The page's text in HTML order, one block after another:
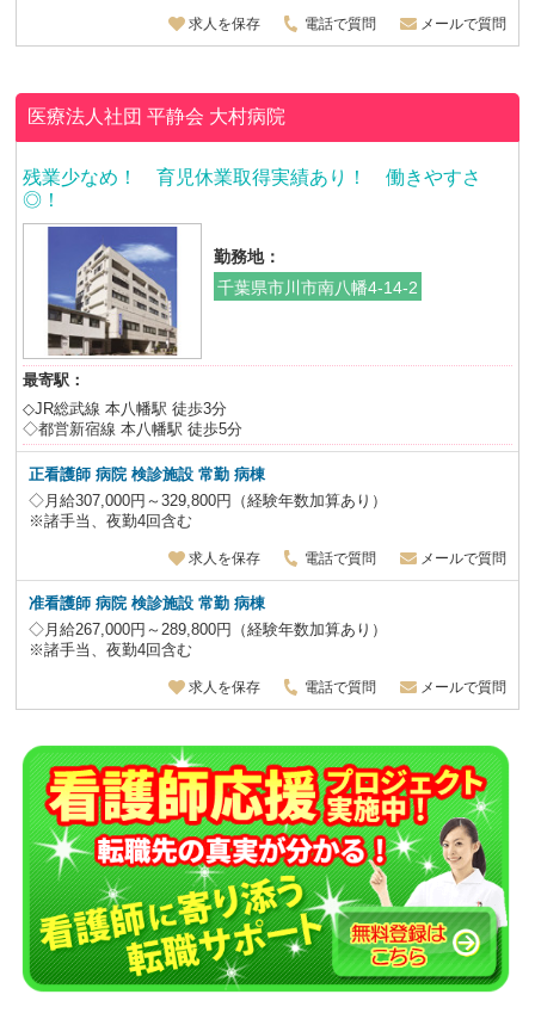
求人を保存 電話で質問 メールで質問
医療法人社団 平静会 大村病院
残業少なめ！ 育児休業取得実績あり！ 働きやすさ
◎！
勤務地：
千葉県市川市南八幡4-14-2
最寄駅：
◇JR総武線 本八幡駅 徒歩3分
◇都営新宿線 本八幡駅 徒歩5分
正看護師 病院 検診施設 常勤 病棟
◇月給307,000円～329,800円（経験年数加算あり）
※諸手当、夜勤4回含む
求人を保存 電話で質問 メールで質問
准看護師 病院 検診施設 常勤 病棟
◇月給267,000円～289,800円（経験年数加算あり）
※諸手当、夜勤4回含む
求人を保存 電話で質問 メールで質問